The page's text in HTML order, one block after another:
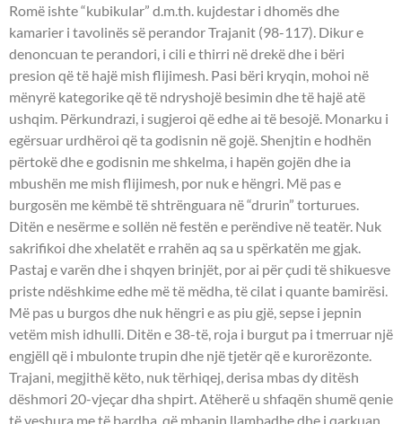
Romë ishte “kubikular” d.m.th. kujdestar i dhomës dhe
kamarier i tavolinës së perandor Trajanit (98-117). Dikur e
denoncuan te perandori, i cili e thirri në drekë dhe i bëri
presion që të hajë mish flijimesh. Pasi bëri kryqin, mohoi në
mënyrë kategorike që të ndryshojë besimin dhe të hajë atë
ushqim. Përkundrazi, i sugjeroi që edhe ai të besojë. Monarku i
egërsuar urdhëroi që ta godisnin në gojë. Shenjtin e hodhën
përtokë dhe e godisnin me shkelma, i hapën gojën dhe ia
mbushën me mish flijimesh, por nuk e hëngri. Më pas e
burgosën me këmbë të shtrënguara në “drurin” torturues.
Ditën e nesërme e sollën në festën e perëndive në teatër. Nuk
sakrifikoi dhe xhelatët e rrahën aq sa u spërkatën me gjak.
Pastaj e varën dhe i shqyen brinjët, por ai për çudi të shikuesve
priste ndëshkime edhe më të mëdha, të cilat i quante bamirësi.
Më pas u burgos dhe nuk hëngri e as piu gjë, sepse i jepnin
vetëm mish idhulli. Ditën e 38-të, roja i burgut pa i tmerruar një
engjëll që i mbulonte trupin dhe një tjetër që e kurorëzonte.
Trajani, megjithë këto, nuk tërhiqej, derisa mbas dy ditësh
dëshmori 20-vjeçar dha shpirt. Atëherë u shfaqën shumë qenie
të veshura me të bardha, që mbanin llambadhe dhe i qarkuan